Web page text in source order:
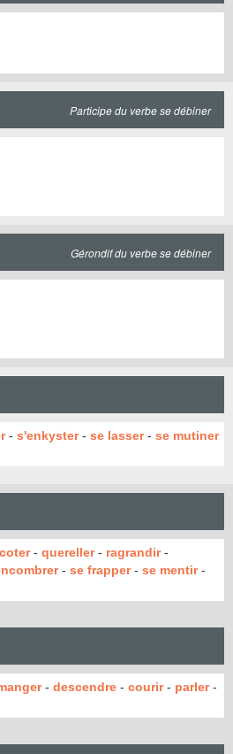
Participe du verbe se débiner
Gérondif du verbe se débiner
- s'enkyster- se lasser- se mutiner
- quereller- ragrandir-
- se frapper- se mentir-
- descendre - courir- parler-